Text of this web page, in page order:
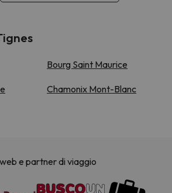
Bourg Saint Maurice
Chamonix Mont-Blanc
e partner di viaggio